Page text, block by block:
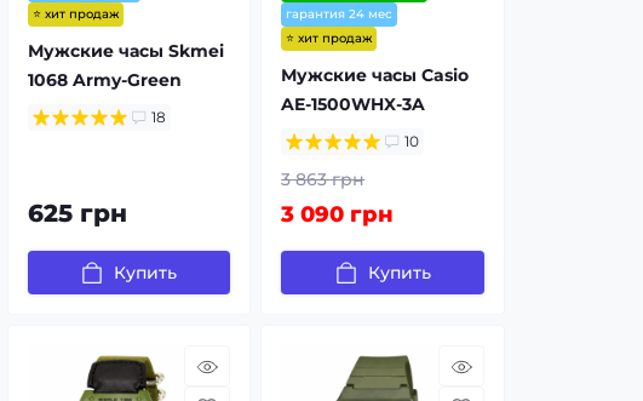
⭐ хит продаж
Мужские часы Skmei
1068 Army-Green
18
625 грн
Купить
гарантия 24 мес
⭐ хит продаж
Мужские часы Casio
AE-1500WHX-3A
10
3 863 грн
3 090 грн
Купить